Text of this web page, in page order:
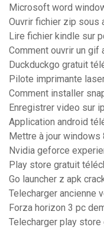
Microsoft word
Ouvrir fichier zip sous
Lire fichier kindle sur
Comment ouvrir un gif
Duckduckgo gratuit
Pilote imprimante
Comment installer
Enregistrer video sur
Application android
Mettre à jour windows
Nvidia geforce
Play store gratuit
Go launcher z apk
Telecharger ancienne
Forza horizon 3 pc
Telecharger play